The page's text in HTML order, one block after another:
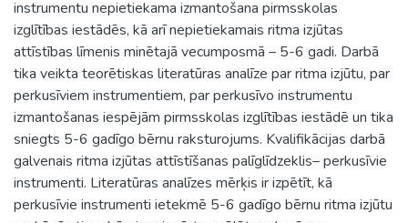
instrumentu nepietiekama izmantošana pirmsskolas
izglītības iestādēs, kā arī nepietiekamais ritma izjūtas
attīstības līmenis minētajā vecumposmā – 5-6 gadi. Darbā
tika veikta teorētiskas literatūras analīze par ritma izjūtu, par
perkusīviem instrumentiem, par perkusīvo instrumentu
izmantošanas iespējām pirmsskolas izglītības iestādē un tika
sniegts 5-6 gadīgo bērnu raksturojums. Kvalifikācijas darbā
galvenais ritma izjūtas attīstīšanas palīglīdzeklis– perkusīvie
instrumenti. Literatūras analīzes mērķis ir izpētīt, kā
perkusīvie instrumenti ietekmē 5-6 gadīgo bērnu ritma izjūtu